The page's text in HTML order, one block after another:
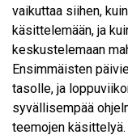
vaikuttaa siihen,
käsittelemään, ja
keskustelemaan
Ensimmäisten
tasolle, ja
syvällisempää
teemojen käsittelyä.